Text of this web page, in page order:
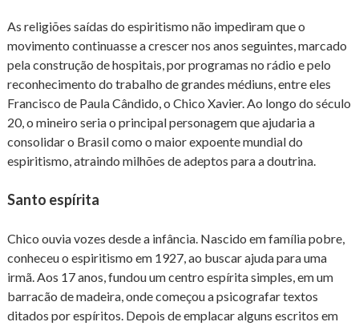
As religiões saídas do espiritismo não impediram que o
movimento continuasse a crescer nos anos seguintes, marcado
pela construção de hospitais, por programas no rádio e pelo
reconhecimento do trabalho de grandes médiuns, entre eles
Francisco de Paula Cândido, o Chico Xavier. Ao longo do século
20, o mineiro seria o principal personagem que ajudaria a
consolidar o Brasil como o maior expoente mundial do
espiritismo, atraindo milhões de adeptos para a doutrina.
Santo espírita
Chico ouvia vozes desde a infância. Nascido em família pobre,
conheceu o espiritismo em 1927, ao buscar ajuda para uma
irmã. Aos 17 anos, fundou um centro espírita simples, em um
barracão de madeira, onde começou a psicografar textos
ditados por espíritos. Depois de emplacar alguns escritos em